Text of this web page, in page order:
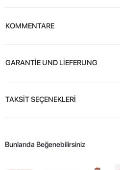
KOMMENTARE
GARANTİE UND LİEFERUNG
TAKSİT SEÇENEKLERİ
Bunlarıda Beğenebilirsiniz